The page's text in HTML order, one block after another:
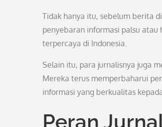
Tidak hanya itu, sebelum berita
penyebaran informasi palsu
terpercaya di Indonesia.
Selain itu, para jurnalisnya juga
Mereka terus memperbaharui
informasi yang berkualitas
Peran